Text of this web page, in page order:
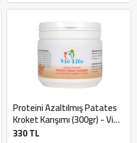
Proteini Azaltılmış Patates
Kroket Karışımı (300gr) - Vie
Life
330 TL